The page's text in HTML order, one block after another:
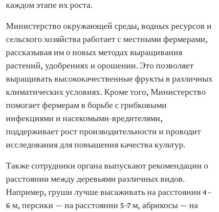
каждом этапе их роста.
Министерство окружающей среды, водных ресурсов и
сельского хозяйства работает с местными фермерами,
рассказывая им о новых методах выращивания
растений, удобрениях и орошении. Это позволяет
выращивать высококачественные фрукты в различных
климатических условиях. Кроме того, Министерство
помогает фермерам в борьбе с грибковыми
инфекциями и насекомыми-вредителями,
поддерживает рост производительности и проводит
исследования для повышения качества культур.
Также сотрудники органа выпускают рекомендации о
расстоянии между деревьями различных видов.
Например, груши лучше высаживать на расстоянии 4–
6 м, персики — на расстоянии 5–7 м, абрикосы — на